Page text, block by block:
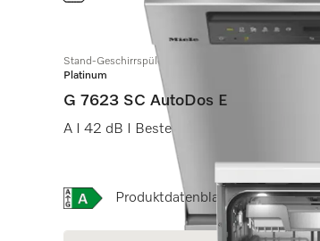
Stand-Geschirrspüler
Platinum
G 7623 SC AutoDos E
A I 42 dB I Besteckschublade I
Onlinelabel Image, Energielabel
Produktdatenblatt